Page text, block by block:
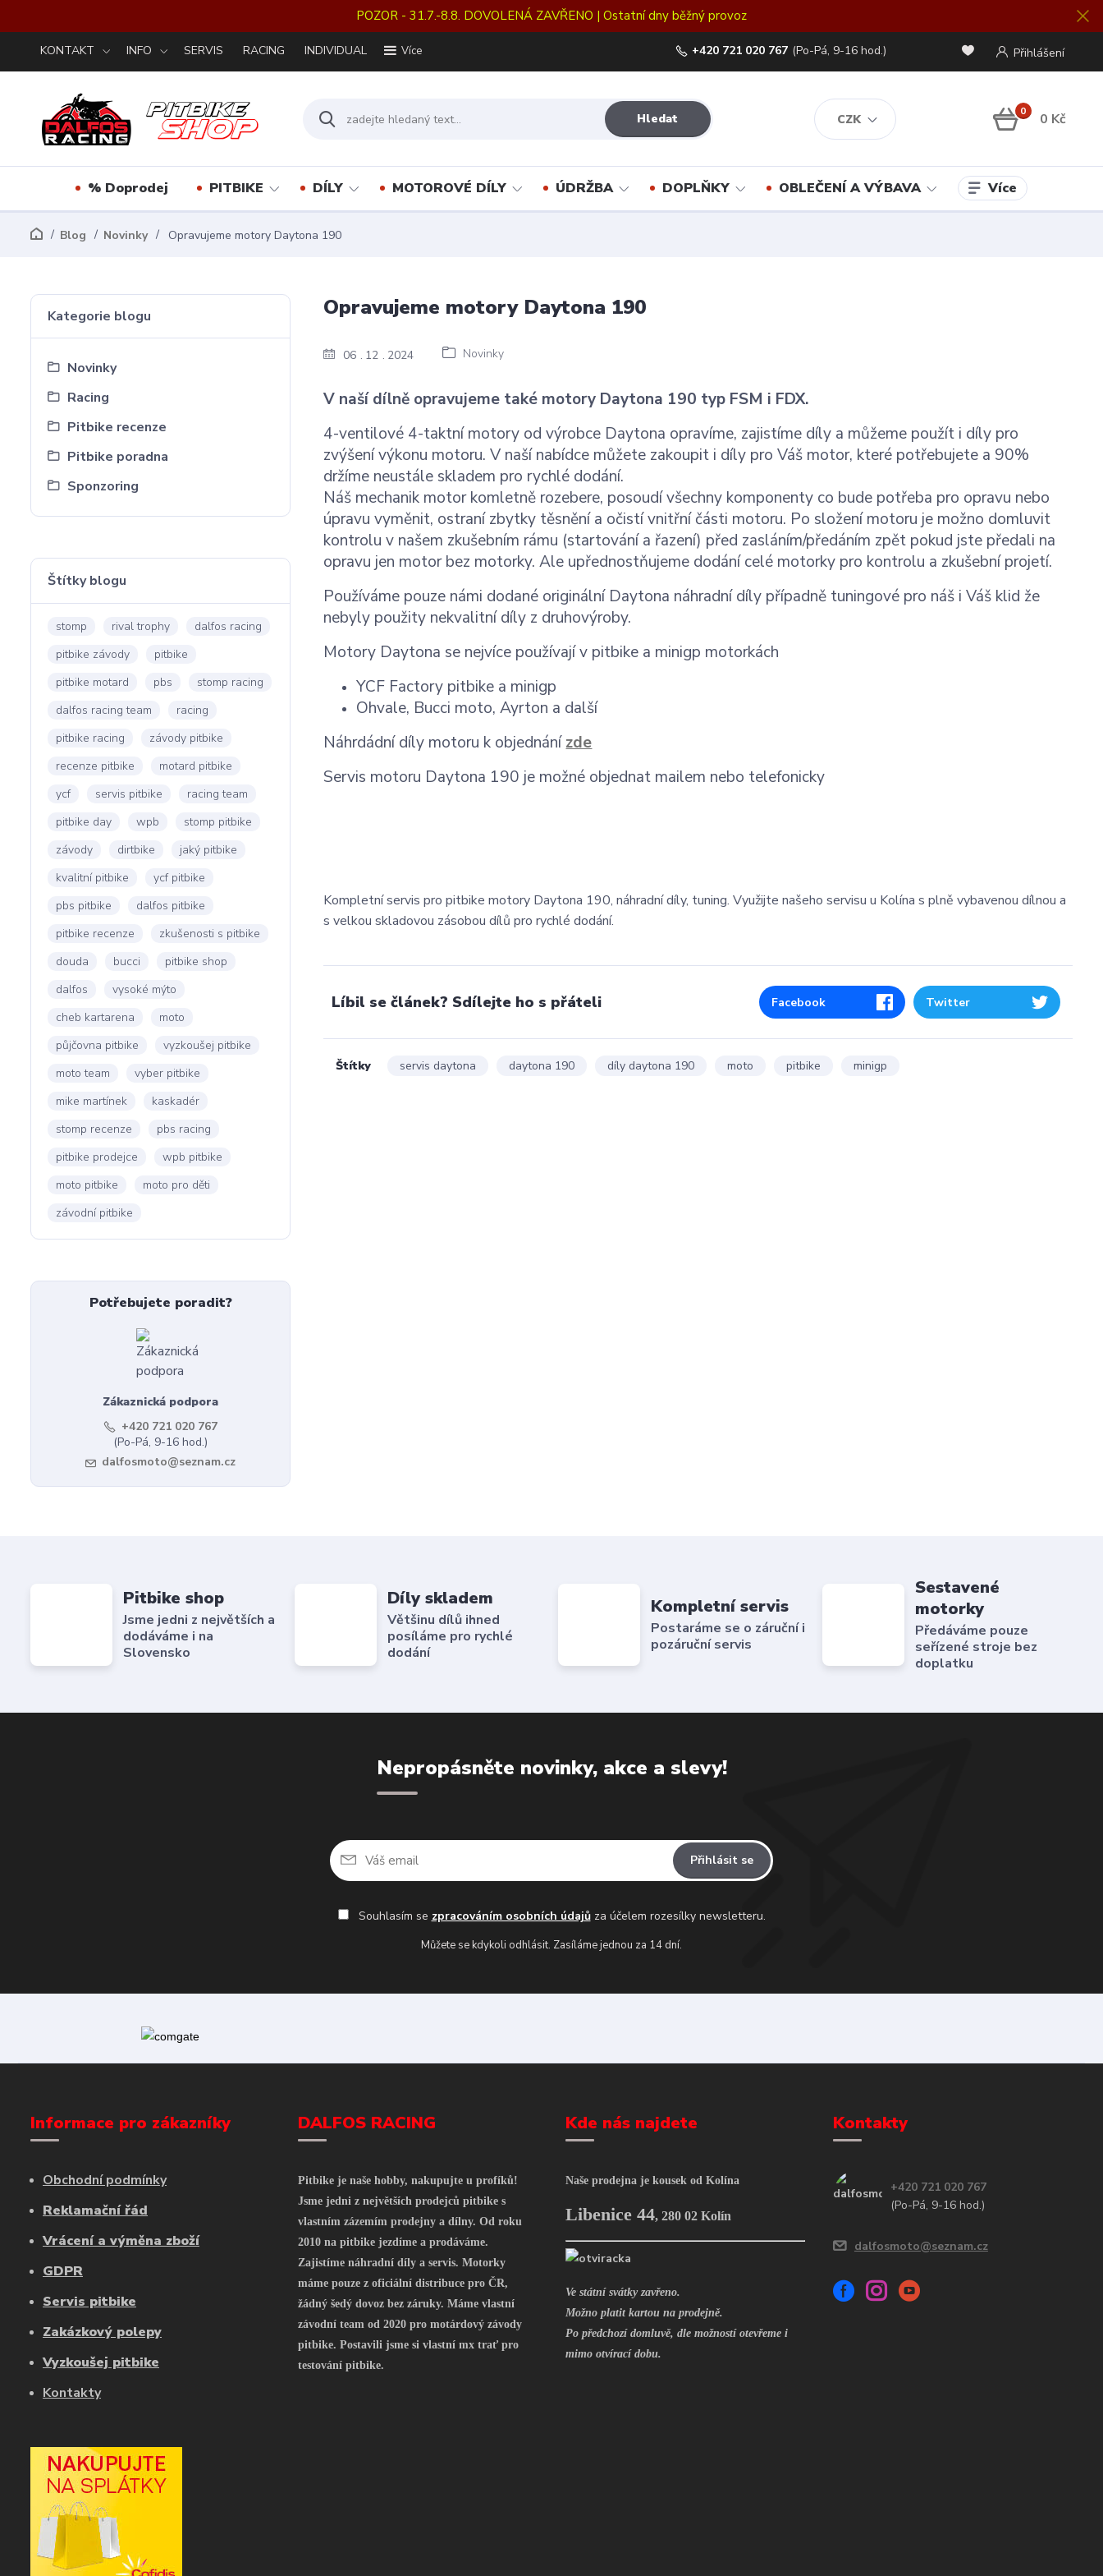
POZOR - 31.7.-8.8. DOVOLENÁ ZAVŘENO | Ostatní dny běžný provoz
KONTAKT INFO SERVIS RACING INDIVIDUAL Více
CZK
Přihlášení
Hledat
+420 721 020 767 (Po-Pá, 9-16 hod.)
0 0 Kč
% Doprodej PITBIKE DÍLY MOTOROVÉ DÍLY ÚDRŽBA DOPLŇKY OBLEČENÍ A VÝBAVA Více
Blog Novinky Opravujeme motory Daytona 190
Kategorie blogu
Novinky
Racing
Pitbike recenze
Pitbike poradna
Sponzoring
Štítky blogu
stomp rival trophy
dalfos racing
pitbike závody
pitbike
pitbike motard
pbs
stomp racing
dalfos racing team
racing
pitbike racing
závody pitbike
recenze pitbike
motard pitbike
ycf
servis pitbike
racing team
pitbike day
wpb
stomp pitbike
závody
dirtbike
jaký pitbike
kvalitní pitbike
ycf pitbike
pbs pitbike
dalfos pitbike
pitbike recenze
zkušenosti s pitbike
douda
bucci
pitbike shop
dalfos
vysoké mýto
cheb kartarena
moto
půjčovna pitbike
vyzkoušej pitbike
moto team
vyber pitbike
mike martínek
kaskadér
stomp recenze
pbs racing
pitbike prodejce
wpb pitbike
moto pitbike
moto pro děti
závodní pitbike
Potřebujete poradit?
Zákaznická podpora
+420 721 020 767
(Po-Pá, 9-16 hod.)
dalfosmoto@seznam.cz
06 12 2024 Novinky
Opravujeme motory Daytona 190
V naší dílně opravujeme také motory Daytona 190 typ FSM i FDX.
4-ventilové 4-taktní motory od výrobce Daytona opravíme, zajistíme díly a můžeme použít i díly pro
zvýšení výkonu motoru. V naší nabídce můžete zakoupit i díly pro Váš motor, které potřebujete a 90%
držíme neustále skladem pro rychlé dodání.
Náš mechanik motor komletně rozebere, posoudí všechny komponenty co bude potřeba pro opravu nebo
úpravu vyměnit, ostraní zbytky těsnění a očistí vnitřní části motoru. Po složení motoru je možno domluvit
kontrolu v našem zkušebním rámu (startování a řazení) před zasláním/předáním zpět pokud jste předali na
opravu jen motor bez motorky. Ale upřednostňujeme dodání celé motorky pro kontrolu a zkušební projetí.
Používáme pouze námi dodané originální Daytona náhradní díly případně tuningové pro náš i Váš klid že
nebyly použity nekvalitní díly z druhovýroby.
Motory Daytona se nejvíce používají v pitbike a minigp motorkách
YCF Factory pitbike a minigp
Ohvale, Bucci moto, Ayrton a další
Náhrdádní díly motoru k objednánízde
Servis motoru Daytona 190 je možné objednat mailem nebo telefonicky
Kompletní servis pro pitbike motory Daytona 190, náhradní díly, tuning. Využijte našeho servisu u Kolína s plně vybavenou dílnou a
s velkou skladovou zásobou dílů pro rychlé dodání.
Líbil se článek? Sdílejte ho s přáteli Facebook Twitter
Štítky servis daytona daytona 190 díly daytona 190 moto pitbike minigp
Pitbike shop
Jsme jedni z největších a
dodáváme i na
Slovensko
Díly skladem
Většinu dílů ihned
posíláme pro rychlé
dodání
Kompletní servis
Postaráme se o záruční i
pozáruční servis
Sestavené
motorky
Předáváme pouze
seřízené stroje bez
doplatku
Nepropásněte novinky, akce a slevy!
Přihlásit se
Souhlasím se zpracováním osobních údajůza účelem rozesílky newsletteru.
Můžete se kdykoli odhlásit. Zasíláme jednou za 14 dní.
Informace pro zákazníky
Obchodní podmínky
Reklamační řád
Vrácení a výměna zboží
GDPR
Servis pitbike
Zakázkový polepy
Vyzkoušej pitbike
Kontakty
DALFOS RACING
Pitbike je naše hobby, nakupujte u profíků!
Jsme jedni z největších prodejců pitbike s
vlastním zázemím prodejny a dílny. Od roku
2010 na pitbike jezdíme a prodáváme.
Zajistíme náhradní díly a servis. Motorky
máme pouze z oficiální distribuce pro ČR,
žádný šedý dovoz bez záruky. Máme vlastní
závodní team od 2020 pro motárdový závody
pitbike. Postavili jsme si vlastní mx trať pro
testování pitbike.
Kde nás najdete
Naše prodejna je kousek od Kolína
Libenice 44, 280 02 Kolín
Ve státní svátky zavřeno.
Možno platit kartou na prodejně.
Po předchozí domluvě, dle možností otevřeme i
mimo otvírací dobu.
Kontakty
+420 721 020 767
(Po-Pá, 9-16 hod.)
dalfosmoto@seznam.cz